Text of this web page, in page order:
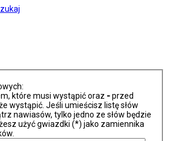
które musi wystąpić oraz -przed
wystąpić. Jeśli umieścisz listę słów
nawiasów, tylko jedno ze słów będzie
użyć gwiazdki (*) jako zamiennika